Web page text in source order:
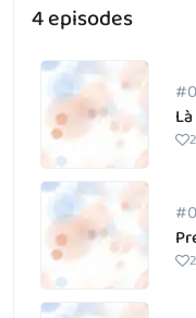
4 episodes
2
2